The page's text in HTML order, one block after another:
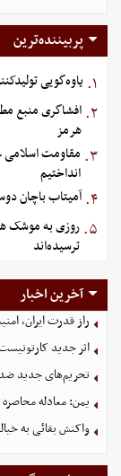
پربیننده‌ترین
۱. یاوه‌گویی
۲. افشاگری منبع
هرمز
۳. مقاومت اسلامی
انداختیم
۴. آمیتاب باچان
۵. روزی به موشک‌
ترسیده‌اند
آخرین اخبار
راز قدرت ایران،
اثر جدید
تحریم‌های جدید ضد
یمن: معادله
واکنش بقائی به